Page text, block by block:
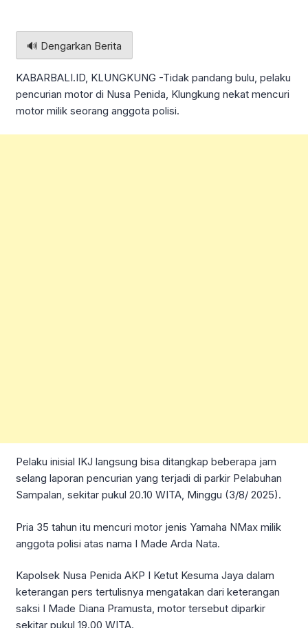
🔊 Dengarkan Berita
KABARBALI.ID, KLUNGKUNG -Tidak pandang bulu, pelaku
pencurian motor di Nusa Penida, Klungkung nekat mencuri
motor milik seorang anggota polisi.
Pelaku inisial IKJ langsung bisa ditangkap beberapa jam
selang laporan pencurian yang terjadi di parkir Pelabuhan
Sampalan, sekitar pukul 20.10 WITA, Minggu (3/8/ 2025).
Pria 35 tahun itu mencuri motor jenis Yamaha NMax milik
anggota polisi atas nama I Made Arda Nata.
Kapolsek Nusa Penida AKP I Ketut Kesuma Jaya dalam
keterangan pers tertulisnya mengatakan dari keterangan
saksi I Made Diana Pramusta, motor tersebut diparkir
sekitar pukul 19.00 WITA.